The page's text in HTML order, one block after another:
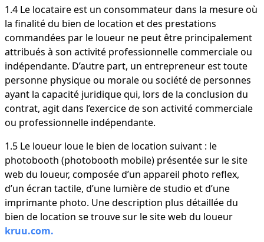
1.4 Le locataire est un consommateur dans la mesure où
la finalité du bien de location et des prestations
commandées par le loueur ne peut être principalement
attribués à son activité professionnelle commerciale ou
indépendante. D’autre part, un entrepreneur est toute
personne physique ou morale ou société de personnes
ayant la capacité juridique qui, lors de la conclusion du
contrat, agit dans l’exercice de son activité commerciale
ou professionnelle indépendante.
1.5 Le loueur loue le bien de location suivant : le
photobooth (photobooth mobile) présentée sur le site
web du loueur, composée d’un appareil photo reflex,
d’un écran tactile, d’une lumière de studio et d’une
imprimante photo. Une description plus détaillée du
bien de location se trouve sur le site web du loueur
kruu.com.